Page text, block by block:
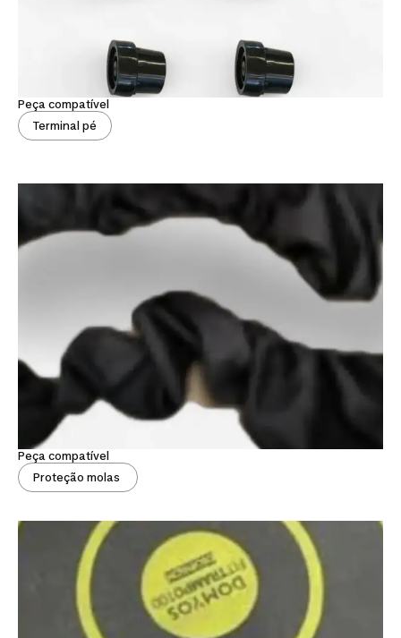
Peça compatível
Terminal pé
Peça compatível
Proteção molas